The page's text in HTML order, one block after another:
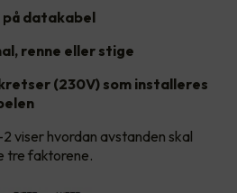
på datakabel
renne eller stige
(230V) som installeres
viser hvordan avstanden skal
tre faktorene.